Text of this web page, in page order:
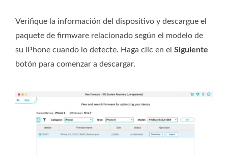
Verifique la información del dispositivo y descargue el
paquete de firmware relacionado según el modelo de
su iPhone cuando lo detecte. Haga clic en el Siguiente
botón para comenzar a descargar.